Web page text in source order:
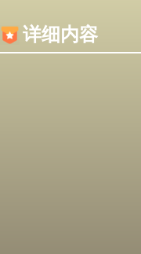
详细内容